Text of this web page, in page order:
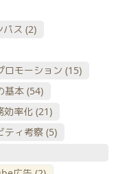
パス (2)
ロモーション (15)
基本 (54)
効率化 (21)
ティ考察 (5)